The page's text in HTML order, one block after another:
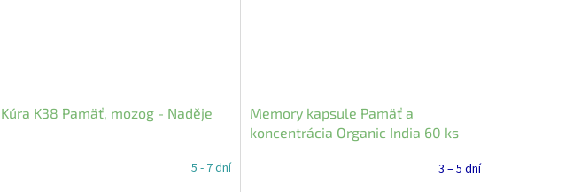
Kúra K38 Pamäť, mozog - Naděje
5 - 7 dní
Memory kapsule Pamäť a
koncentrácia Organic India 60 ks
3 – 5 dní